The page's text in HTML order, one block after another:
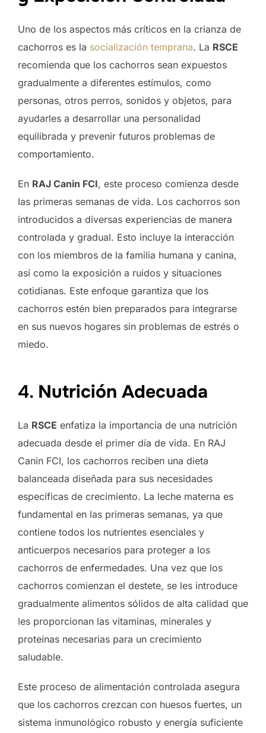
Uno de los aspectos más críticos en la crianza de
cachorros es la socialización temprana. La RSCE
recomienda que los cachorros sean expuestos
gradualmente a diferentes estímulos, como
personas, otros perros, sonidos y objetos, para
ayudarles a desarrollar una personalidad
equilibrada y prevenir futuros problemas de
comportamiento.
En RAJ Canin FCI, este proceso comienza desde
las primeras semanas de vida. Los cachorros son
introducidos a diversas experiencias de manera
controlada y gradual. Esto incluye la interacción
con los miembros de la familia humana y canina,
así como la exposición a ruidos y situaciones
cotidianas. Este enfoque garantiza que los
cachorros estén bien preparados para integrarse
en sus nuevos hogares sin problemas de estrés o
miedo.
4. Nutrición Adecuada
La RSCE enfatiza la importancia de una nutrición
adecuada desde el primer día de vida. En RAJ
Canin FCI, los cachorros reciben una dieta
balanceada diseñada para sus necesidades
específicas de crecimiento. La leche materna es
fundamental en las primeras semanas, ya que
contiene todos los nutrientes esenciales y
anticuerpos necesarios para proteger a los
cachorros de enfermedades. Una vez que los
cachorros comienzan el destete, se les introduce
gradualmente alimentos sólidos de alta calidad que
les proporcionan las vitaminas, minerales y
proteínas necesarias para un crecimiento
saludable.
Este proceso de alimentación controlada asegura
que los cachorros crezcan con huesos fuertes, un
sistema inmunológico robusto y energía suficiente